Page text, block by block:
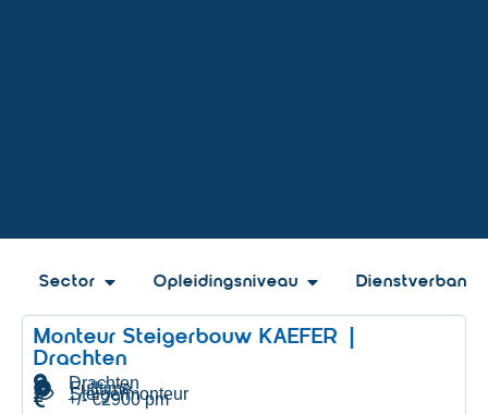
Sector Opleidingsniveau Dienstverband
Monteur Steigerbouw KAEFER |
Drachten
Drachten
Fulltime
Steigermonteur
+/- €2900 pm